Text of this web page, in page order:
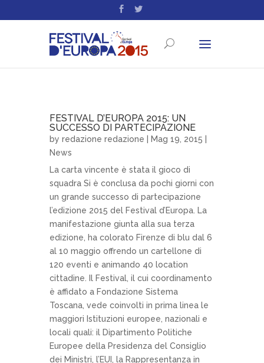
FESTIVAL D’EUROPA 2015: UN
SUCCESSO DI PARTECIPAZIONE
by redazione redazione | Mag 19, 2015 |
News
La carta vincente è stata il gioco di
squadra Si è conclusa da pochi giorni con
un grande successo di partecipazione
l’edizione 2015 del Festival d’Europa. La
manifestazione giunta alla sua terza
edizione, ha colorato Firenze di blu dal 6
al 10 maggio offrendo un cartellone di
120 eventi e animando 40 location
cittadine. Il Festival, il cui coordinamento
è affidato a Fondazione Sistema
Toscana, vede coinvolti in prima linea le
maggiori Istituzioni europee, nazionali e
locali quali: il Dipartimento Politiche
Europee della Presidenza del Consiglio
dei Ministri, l’EUI, la Rappresentanza in